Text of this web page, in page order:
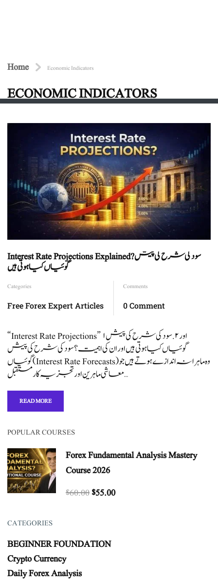
Home Economic Indicators
ECONOMIC INDICATORS
Interest Rate Projections Explained?سود کی شرح کی پیش
گوئیاں کیا ہوتی ہیں
Categories
Free Forex Expert Articles
Comments
0 Comment
“Interest Rate Projections” ۱ اور ۲. سود کی شرح کی پیش
گوئیاں کیا ہوتی ہیں اور ان کی اہمیت؟ سود کی شرح کی پیش
گوئیاں (Interest Rate Forecasts) وہ ماہرانہ اندازے ہوتے ہیں جو
معاشی ماہرین اور تجزیہ کار مستقبل …
READ MORE
POPULAR COURSES
Forex Fundamental Analysis Mastery
Course 2026
$60.00$55.00
CATEGORIES
BEGINNER FOUNDATION
Crypto Currency
Daily Forex Analysis